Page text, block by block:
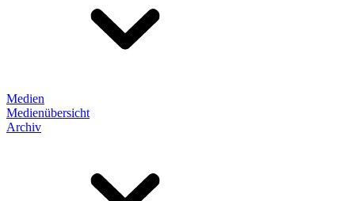
Medien
Medienübersicht
Archiv